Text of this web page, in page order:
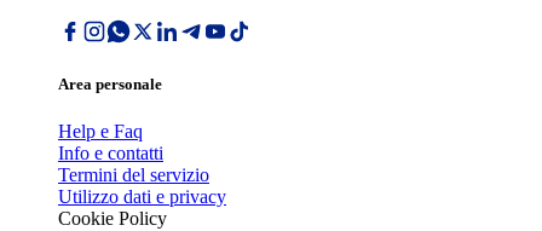
Area personale
Help e Faq
Info e contatti
Termini del servizio
Utilizzo dati e privacy
Cookie Policy